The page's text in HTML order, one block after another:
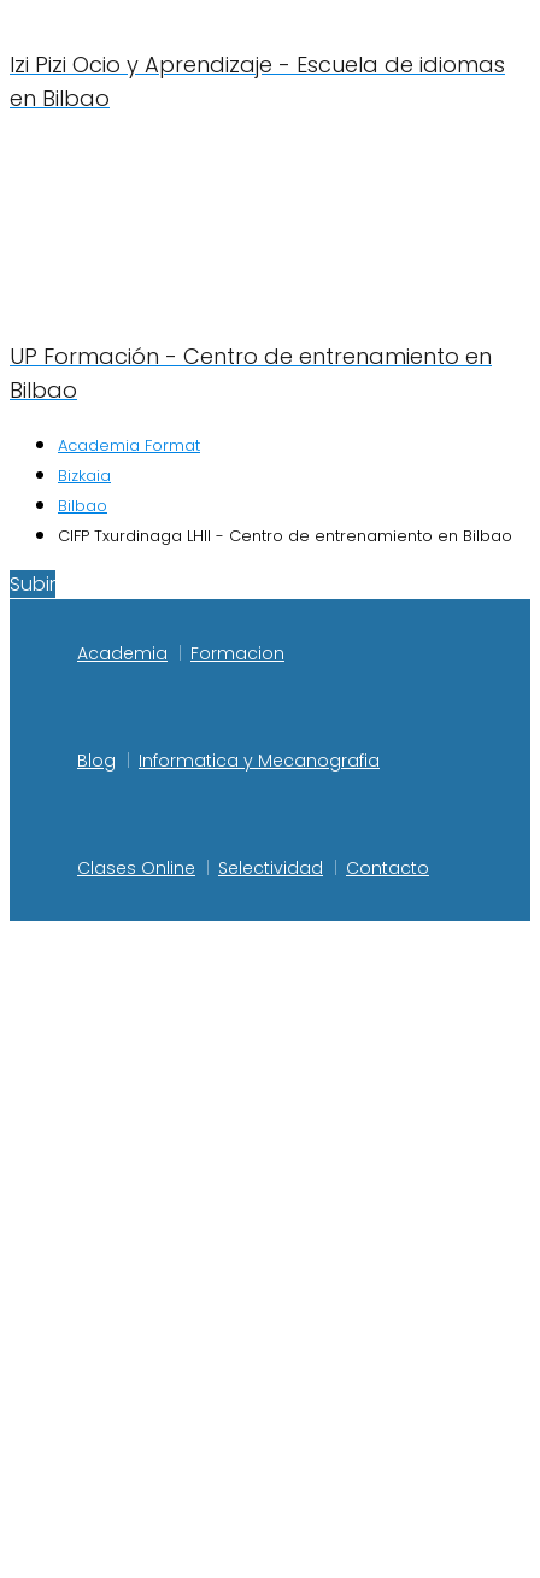
Izi Pizi Ocio y Aprendizaje - Escuela de idiomas
en Bilbao
UP Formación - Centro de entrenamiento en
Bilbao
Academia Format
Bizkaia
Bilbao
CIFP Txurdinaga LHII - Centro de entrenamiento en Bilbao
Subir
Academia Formacion
Blog Informatica y Mecanografia
Clases Online Selectividad Contacto